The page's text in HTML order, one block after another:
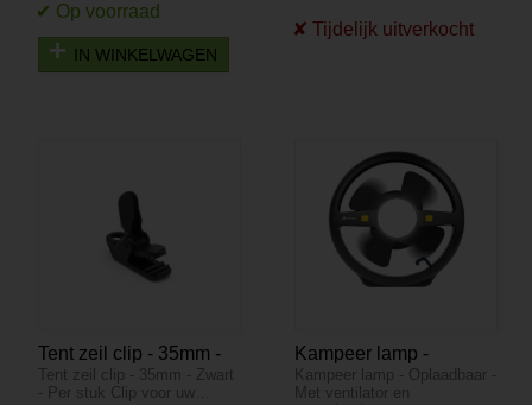
IN WINKELWAGEN
Tent zeil clip - 35mm -
Zwart - Per stuk
Tent zeil clip - 35mm - Zwart
- Per stuk Clip voor uw…
Kampeer lamp -
Oplaadbaar - Met
ventilator en powerbank
Kampeer lamp - Oplaadbaar -
Met ventilator en